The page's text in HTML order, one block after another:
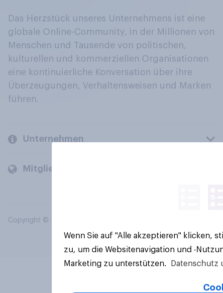
Das Herzstück unseres Unternehmens ist eine
globale Online-Community, in der Millionen von
Menschen und Tausende von politischen,
kulturellen und kommerziellen Organisationen
eine kontinuierliche Konversation über ihre
Überzeugungen, Verhaltensweisen und Marken
führen.
Unternehmen
Mitglieder und Kunden
Copyright © 2026 YouGov PLC. Alle Rechte vorbehalten.
Wenn Sie auf "Alle akzeptieren" klicken,
zu, um die Websitenavigation und -
Marketing zu unterstützen.
Datenschutz